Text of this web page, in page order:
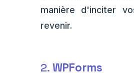
manière d'inciter
revenir.
2. WPForms